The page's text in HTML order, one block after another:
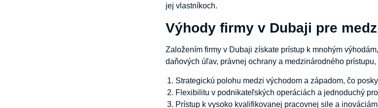
jej vlastníkoch.
Výhody firmy v Dubaji pre
Založením firmy v Dubaji získate prístup k mnohým
daňových úľav, právnej ochrany a medzinárodného
Strategickú polohu medzi východom a západom, čo
Flexibilitu v podnikateľských operáciách a jednoduchý
Prístup k vysoko kvalifikovanej pracovnej sile a